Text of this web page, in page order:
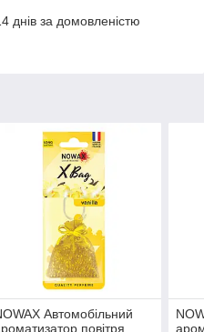
днів за домовленістю
Автомобільний
повітря